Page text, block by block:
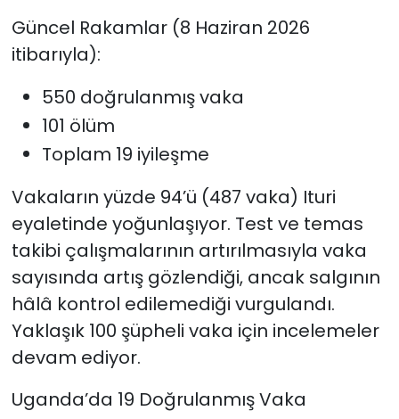
Güncel Rakamlar (8 Haziran 2026
itibarıyla):
550 doğrulanmış vaka
101 ölüm
Toplam 19 iyileşme
Vakaların yüzde 94’ü (487 vaka) Ituri
eyaletinde yoğunlaşıyor. Test ve temas
takibi çalışmalarının artırılmasıyla vaka
sayısında artış gözlendiği, ancak salgının
hâlâ kontrol edilemediği vurgulandı.
Yaklaşık 100 şüpheli vaka için incelemeler
devam ediyor.
Uganda’da 19 Doğrulanmış Vaka